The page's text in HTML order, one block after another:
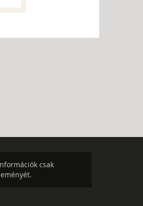
csak